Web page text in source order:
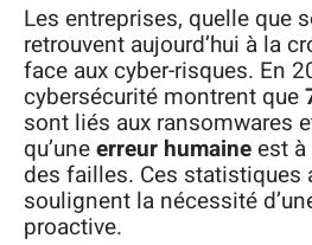
Les entreprises, quelle que
retrouvent aujourd’hui à la
face aux cyber-risques. En
cybersécurité montrent que
sont liés aux ransomwares
qu’uneerreur humaineest à
des failles. Ces statistiques
soulignent la nécessité
proactive.